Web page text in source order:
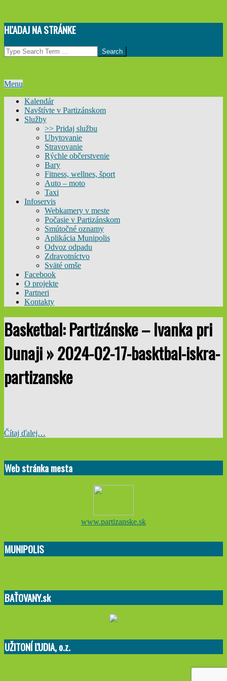
Skip
to
content
HĽADAJ NA STRÁNKE
Search
Primary
Menu
Menu
Kalendár
Navštívte v Partizánskom
Služby
>> Pridaj službu
Ubytovanie
Stravovanie
Rýchle občerstvenie
Bary
Fitness, wellnes, šport
Auto – moto
Taxi
Infoservis
Webkamery v meste
Počasie v Partizánskom
Smútočné oznamy
Aplikácia Munipolis
Odvoz odpadu
Zdravotníctvo
Sväté omše
Facebook
O projekte
Partneri
Kontakty
Basketbal: Partizánske – Ivanka pri
Dunaji »2024-02-17-basktbal-iskra-
partizanske
Čítaj ďalej…
02-
17
Web stránka mesta
www.partizanske.sk
MUNIPOLIS
BAŤOVANY.sk
UŽITONÍ ĽUDIA, o.z.